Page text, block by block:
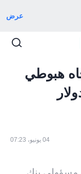
عرض
هبوطي
04 يونيو، 07:23